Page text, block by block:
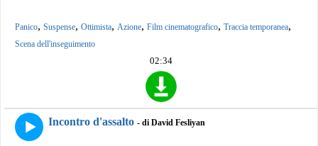
Panico, Suspense, Ottimista, Azione, Film cinematografico, Traccia temporanea,
Scena dell'inseguimento
02:34
Incontro d'assalto - di David Fesliyan